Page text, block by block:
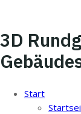
3D
Start